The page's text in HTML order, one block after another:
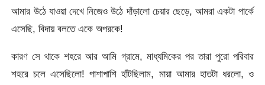
আমার উঠে যাওয়া দেখে নিজেও উঠে দাঁড়ালো চেয়ার ছেড়ে, আমরা একটা পার্কে
এসেছি, বিদায় বলতে একে অপরকে!
কারণ সে থাকে শহরে আর আমি গ্রামে, মাধ্যমিকের পর তারা পুরো পরিবার
শহরে চলে এসেছিলো! পাশাপাশি হাঁটছিলাম, মায়া আমার হাতটা ধরলো, ও